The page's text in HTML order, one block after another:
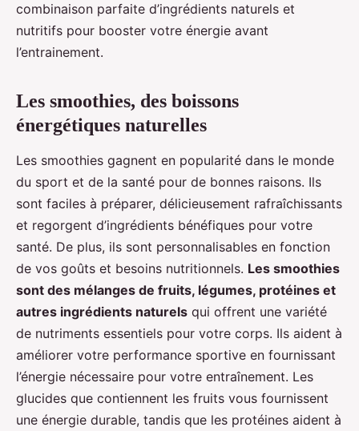
combinaison parfaite d’ingrédients naturels et
nutritifs pour booster votre énergie avant
l’entrainement.
Les smoothies, des boissons
énergétiques naturelles
Les smoothies gagnent en popularité dans le monde
du sport et de la santé pour de bonnes raisons. Ils
sont faciles à préparer, délicieusement rafraîchissants
et regorgent d’ingrédients bénéfiques pour votre
santé. De plus, ils sont personnalisables en fonction
de vos goûts et besoins nutritionnels. Les smoothies
sont des mélanges de fruits, légumes, protéines et
autres ingrédients naturels qui offrent une variété
de nutriments essentiels pour votre corps. Ils aident à
améliorer votre performance sportive en fournissant
l’énergie nécessaire pour votre entraînement. Les
glucides que contiennent les fruits vous fournissent
une énergie durable, tandis que les protéines aident à